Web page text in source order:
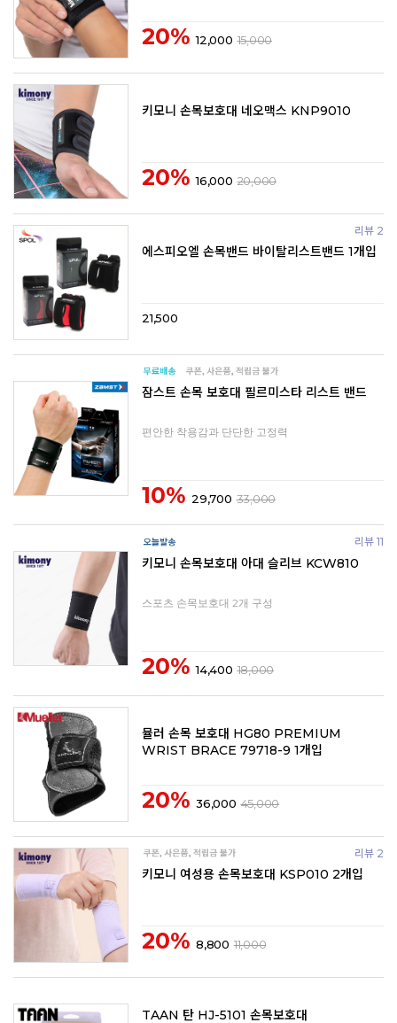
20% 12,000 15,000
키모니 손목보호대 네오맥스 KNP9010
20% 16,000 20,000
리뷰 2
에스피오엘 손목밴드 바이탈리스트밴드 1개입
21,500
잠스트 손목 보호대 필르미스타 리스트 밴드
편안한 착용감과 단단한 고정력
10% 29,700 33,000
리뷰 11
키모니 손목보호대 아대 슬리브 KCW810
스포츠 손목보호대 2개 구성
20% 14,400 18,000
뮬러 손목 보호대 HG80 PREMIUM
WRIST BRACE 79718-9 1개입
20% 36,000 45,000
리뷰 2
키모니 여성용 손목보호대 KSP010 2개입
20% 8,800 11,000
TAAN 탄 HJ-5101 손목보호대